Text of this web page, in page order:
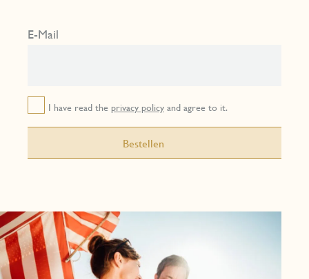
E-Mail
I have read the privacy policyand agree to it.
Bestellen